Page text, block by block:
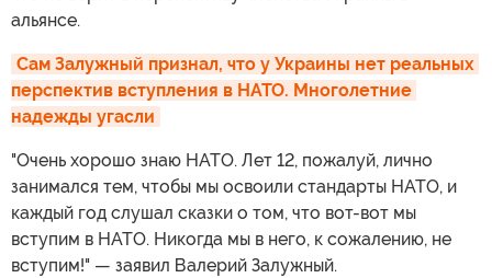
альянсе.
Сам Залужный признал, что у Украины нет реальных
перспектив вступления в НАТО. Многолетние
надежды угасли
"Очень хорошо знаю НАТО. Лет 12, пожалуй, лично
занимался тем, чтобы мы освоили стандарты НАТО, и
каждый год слушал сказки о том, что вот-вот мы
вступим в НАТО. Никогда мы в него, к сожалению, не
вступим!" — заявил Валерий Залужный.